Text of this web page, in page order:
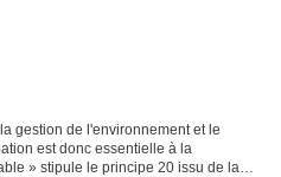
gestion de l'environnement et le
est donc essentielle à la
» stipule le principe 20 issu de la